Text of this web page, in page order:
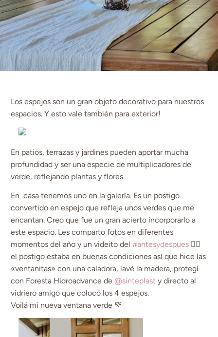
Los espejos son un gran objeto decorativo para nuestros
espacios. Y esto vale también para exterior!
En patios, terrazas y jardines pueden aportar mucha
profundidad y ser una especie de multiplicadores de
verde, reflejando plantas y flores.
En casa tenemos uno en la galería. Es un postigo
convertido en espejo que refleja unos verdes que me
encantan. Creo que fue un gran acierto incorporarlo a
este espacio. Les comparto fotos en diferentes
momentos del año y un videito del#antesydespues 👇🏻
el postigo estaba en buenas condiciones así que hice las
«ventanitas» con una caladora, lavé la madera, protegí
con Foresta Hidroadvance de@sinteplast y directo al
vidriero amigo que colocó los 4 espejos.
Voilá mi nueva ventana verde 💚